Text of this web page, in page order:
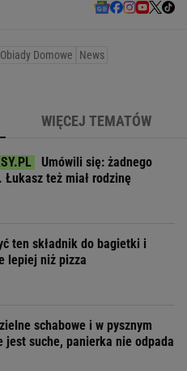
Obiady Domowe
News
WIĘCEJ TEMATÓW
Umówili się: żadnego
Łukasz też miał rodzinę
ten składnik do bagietki i
lepiej niż pizza
schabowe i w pysznym
jest suche, panierka nie odpada